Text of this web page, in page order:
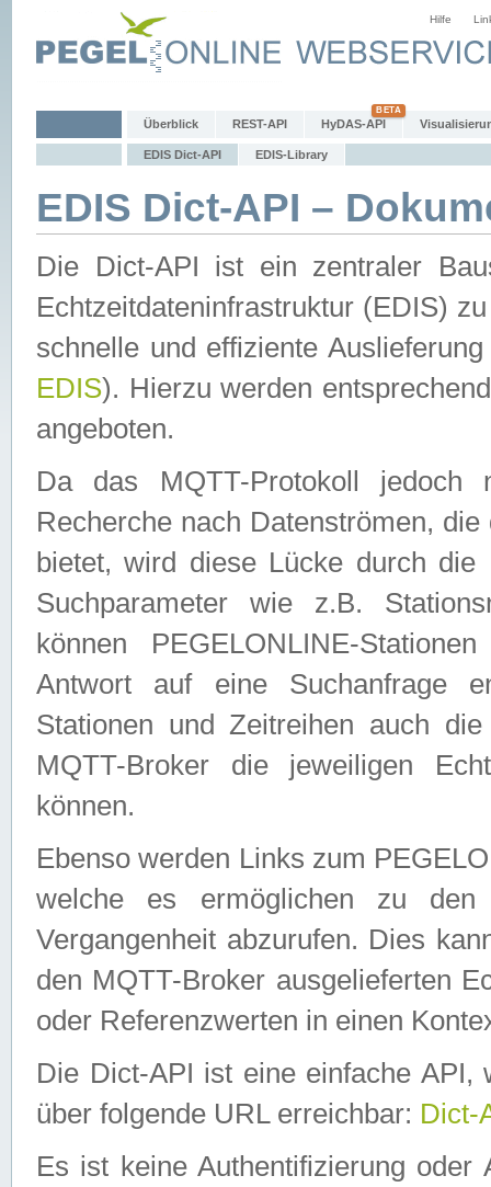
Hilfe
Überblick REST-API HyDAS-API
EDIS Dict-API EDIS-Library
EDIS Dict-API –
Die Dict-API ist ein zentraler
Echtzeitdateninfrastruktur (EDIS)
schnelle und effiziente
EDIS). Hierzu werden
angeboten.
Da das MQTT-Protokoll jedoch
Recherche nach Datenströmen,
bietet, wird diese Lücke durch die
Suchparameter wie z.B.
können PEGELONLINE-
Antwort auf eine Suchanfrage
Stationen und Zeitreihen auch
MQTT-Broker die jeweiligen
können.
Ebenso werden Links zum
welche es ermöglichen zu den
Vergangenheit abzurufen. Dies
den MQTT-Broker ausgelieferten
oder Referenzwerten in einen
Die Dict-API ist eine einfache API,
über folgende URL erreichbar: Dict-
Es ist keine Authentifizierung